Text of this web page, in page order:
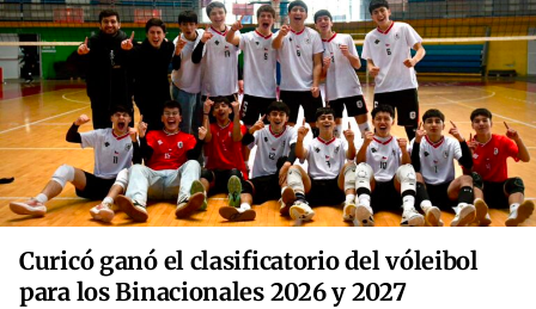
Curicó ganó el clasificatorio del vóleibol
para los Binacionales 2026 y 2027